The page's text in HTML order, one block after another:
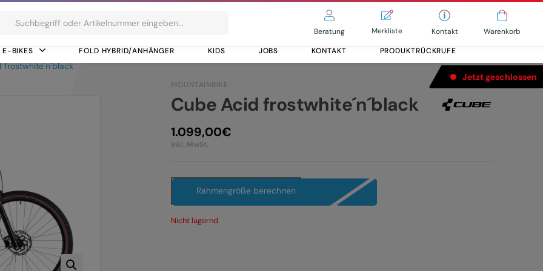
Beratung Merkliste Kontakt
Warenkorb
E-BIKES FOLD HYBRID/ANHÄNGER KIDS JOBS KONTAKT PRODUKTRÜCKRUFE
Jetzt geschlossen
MOUNTAINBIKE
Cube Acid frostwhite´n´black
1.099,00€
inkl. MwSt.
Rahmengröße berechnen
Nicht lagernd